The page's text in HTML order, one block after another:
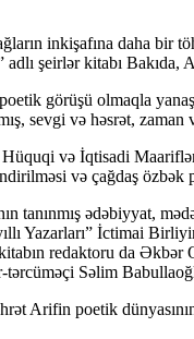
inkişafına daha
şeirlər kitabı
görüşü olmaqla
sevgi və həsrət,
və İqtisadi
və çağdaş
tanınmış ədəbiyyat,
Yazarları” İctimai
redaktoru da
Səlim
Arifin poetik